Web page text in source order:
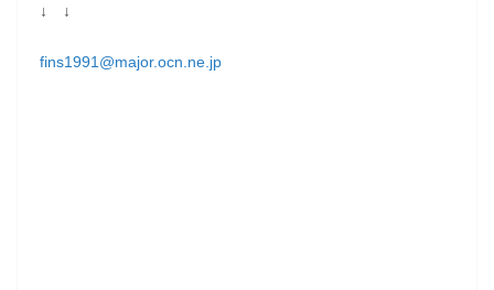
↓ ↓
fins1991@major.ocn.ne.jp